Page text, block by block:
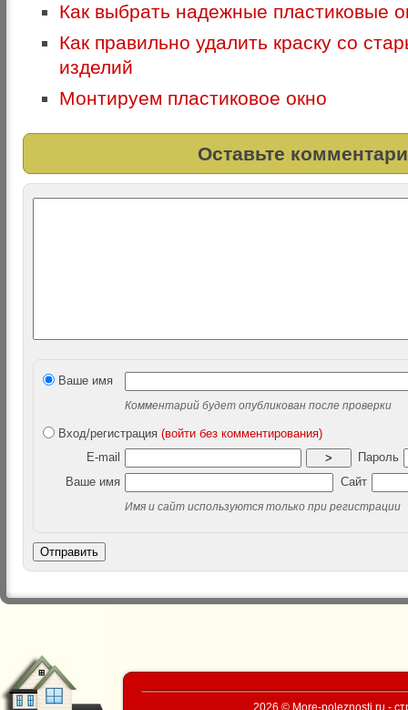
Как выбрать надежные пластиковые
Как правильно удалить краску со
изделий
Монтируем пластиковое окно
Оставьте
Ваше имя
Комментарий будет опубликован после проверки
Вход/регистрация (войти без комментирования)
E-mail
>
Пароль
Ваше имя
Сайт
Имя и сайт используются только при регистрации
Отправить
2026 © More-poleznosti.ru -